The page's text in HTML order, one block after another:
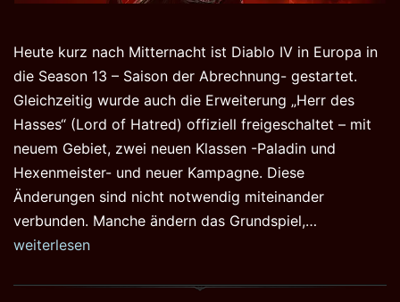
Heute kurz nach Mitternacht ist Diablo IV in Europa in
die Season 13 – Saison der Abrechnung- gestartet.
Gleichzeitig wurde auch die Erweiterung „Herr des
Hasses“ (Lord of Hatred) offiziell freigeschaltet – mit
neuem Gebiet, zwei neuen Klassen -Paladin und
Hexenmeister- und neuer Kampagne. Diese
Änderungen sind nicht notwendig miteinander
verbunden. Manche ändern das Grundspiel,…
grossen
weiterlesen